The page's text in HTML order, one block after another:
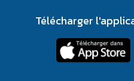
Télécharger